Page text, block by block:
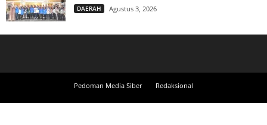
DAERAH Agustus 3, 2026
Pedoman Media Siber Redaksional